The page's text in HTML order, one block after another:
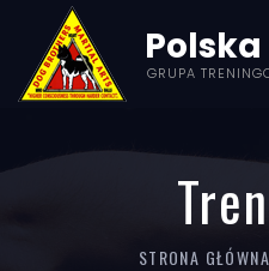
Polska
GRUPA
STRONA GŁÓWNA